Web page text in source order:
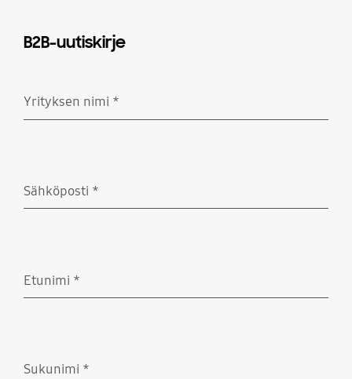
B2B-uutiskirje
Yrityksen nimi *
Sähköposti *
Etunimi *
Sukunimi *